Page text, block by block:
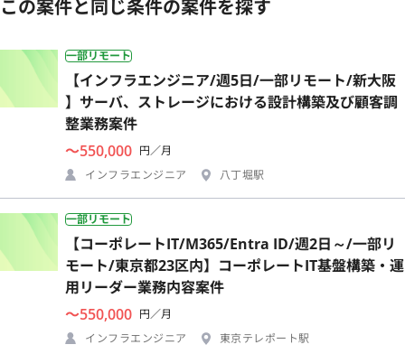
この案件と同じ条件の案件を探す
一部リモート
【インフラエンジニア/週5日/一部リモート/新大阪
】サーバ、ストレージにおける設計構築及び顧客調
整業務案件
〜550,000 円／月
インフラエンジニア
八丁堀駅
一部リモート
【コーポレートIT/M365/Entra ID/週2日～/一部リ
モート/東京都23区内】コーポレートIT基盤構築・運
用リーダー業務内容案件
〜550,000 円／月
インフラエンジニア
東京テレポート駅